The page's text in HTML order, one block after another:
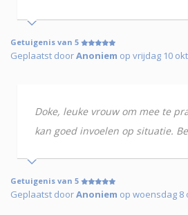
Getuigenis van 5
Geplaatst doorAnoniem op vrijdag 10
Doke, leuke vrouw om mee te
kan goed invoelen op situatie.
Getuigenis van 5
Geplaatst doorAnoniem op woensdag 8